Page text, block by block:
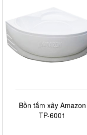
Bồn tắm xây Amazon
TP-6001